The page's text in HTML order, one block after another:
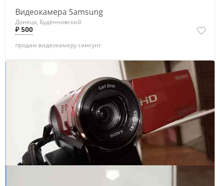
Видеокамера Samsung
Донецк, Будённовский
₽ 500
продам видеокамеру самсунг